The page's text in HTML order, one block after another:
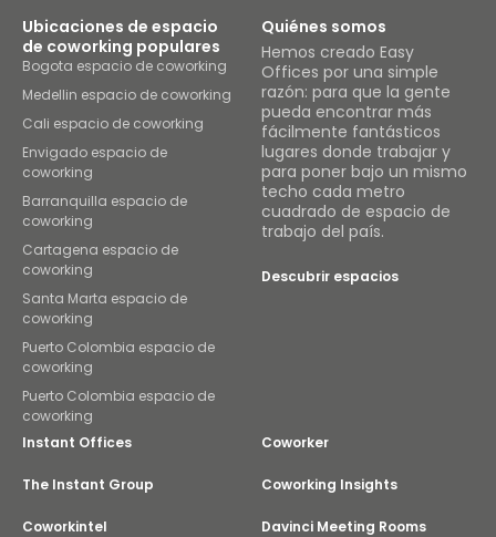
Ubicaciones de espacio
de coworking populares
Bogota espacio de coworking
Medellin espacio de coworking
Cali espacio de coworking
Envigado espacio de
coworking
Barranquilla espacio de
coworking
Cartagena espacio de
coworking
Santa Marta espacio de
coworking
Puerto Colombia espacio de
coworking
Puerto Colombia espacio de
coworking
Quiénes somos
Hemos creado Easy
Offices por una simple
razón: para que la gente
pueda encontrar más
fácilmente fantásticos
lugares donde trabajar y
para poner bajo un mismo
techo cada metro
cuadrado de espacio de
trabajo del país.
Descubrir espacios
Instant Offices Coworker
The Instant Group Coworking Insights
Coworkintel Davinci Meeting Rooms